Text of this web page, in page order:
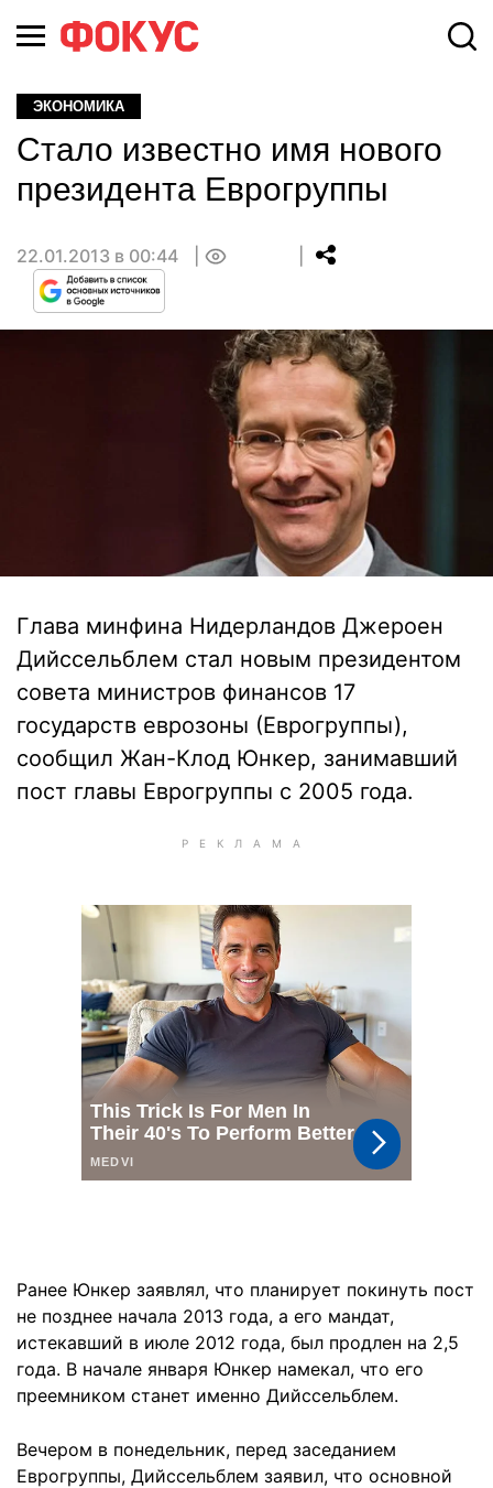
ЭКОНОМИКА
Стало известно имя нового
президента Еврогруппы
22.01.2013 в 00:44
Глава минфина Нидерландов Джероен
Дийссельблем стал новым президентом
совета министров финансов 17
государств еврозоны (Еврогруппы),
сообщил Жан-Клод Юнкер, занимавший
пост главы Еврогруппы с 2005 года.
Ранее Юнкер заявлял, что планирует покинуть пост
не позднее начала 2013 года, а его мандат,
истекавший в июле 2012 года, был продлен на 2,5
года. В начале января Юнкер намекал, что его
преемником станет именно Дийссельблем.
Вечером в понедельник, перед заседанием
Еврогруппы, Дийссельблем заявил, что основной